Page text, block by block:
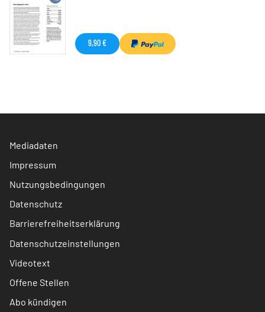
9,90 €
Mediadaten
Impressum
Nutzungsbedingungen
Datenschutz
Barrierefreiheitserklärung
Datenschutzeinstellungen
Videotext
Offene Stellen
Abo kündigen